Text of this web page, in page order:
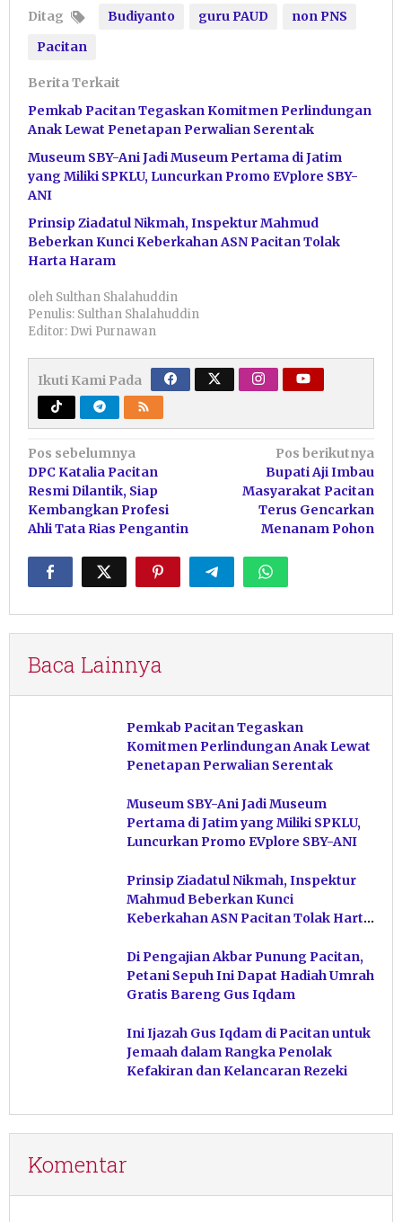
Ditag Budiyanto guru PAUD
non PNS
Pacitan
Berita Terkait
Pemkab Pacitan Tegaskan Komitmen Perlindungan
Anak Lewat Penetapan Perwalian Serentak
Museum SBY-Ani Jadi Museum Pertama di Jatim
yang Miliki SPKLU, Luncurkan Promo EVplore SBY-
ANI
Prinsip Ziadatul Nikmah, Inspektur Mahmud
Beberkan Kunci Keberkahan ASN Pacitan Tolak
Harta Haram
oleh Sulthan Shalahuddin
Penulis: Sulthan Shalahuddin
Editor: Dwi Purnawan
Ikuti Kami Pada
Navigasi
pos
Pos sebelumnya
DPC Katalia Pacitan
Resmi Dilantik, Siap
Kembangkan Profesi
Ahli Tata Rias Pengantin
Pos berikutnya
Bupati Aji Imbau
Masyarakat Pacitan
Terus Gencarkan
Menanam Pohon
Baca Lainnya
Pemkab Pacitan Tegaskan
Komitmen Perlindungan Anak Lewat
Penetapan Perwalian Serentak
Museum SBY-Ani Jadi Museum
Pertama di Jatim yang Miliki SPKLU,
Luncurkan Promo EVplore SBY-ANI
Prinsip Ziadatul Nikmah, Inspektur
Mahmud Beberkan Kunci
Keberkahan ASN Pacitan Tolak Harta
Di Pengajian Akbar Punung Pacitan,
Petani Sepuh Ini Dapat Hadiah Umrah
Gratis Bareng Gus Iqdam
Ini Ijazah Gus Iqdam di Pacitan untuk
Jemaah dalam Rangka Penolak
Kefakiran dan Kelancaran Rezeki
Komentar